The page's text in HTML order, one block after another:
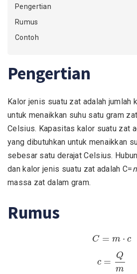
Pengertian
Rumus
Contoh
Pengertian
Kalor jenis suatu zat adalah jumlah
untuk menaikkan suhu satu gram
Celsius. Kapasitas kalor suatu zat
yang dibutuhkan untuk menaikkan
sebesar satu derajat Celsius.
dan kalor jenis suatu zat adalah C=
massa zat dalam gram.
Rumus
C = m ⋅ c
C m⋅
c =
Q
m
m